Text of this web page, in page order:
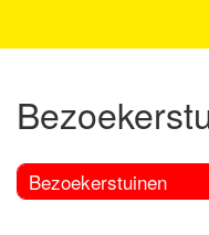
Bezoekerstuinen